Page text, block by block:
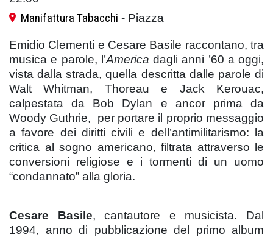
Manifattura Tabacchi - Piazza
Emidio Clementi e Cesare Basile raccontano, tra
musica e parole, l’America dagli anni ’60 a oggi,
vista dalla strada, quella descritta dalle parole di
Walt Whitman, Thoreau e Jack Kerouac,
calpestata da Bob Dylan e ancor prima da
Woody Guthrie, per portare il proprio messaggio
a favore dei diritti civili e dell’antimilitarismo: la
critica al sogno americano, filtrata attraverso le
conversioni religiose e i tormenti di un uomo
“condannato” alla gloria.
Cesare Basile, cantautore e musicista. Dal
1994, anno di pubblicazione del primo album